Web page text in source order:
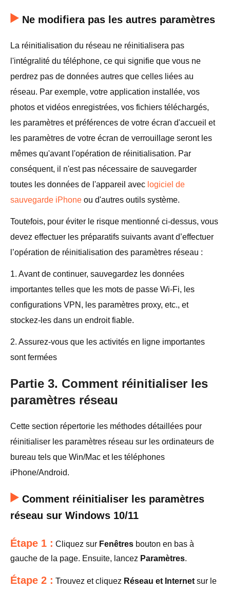
Ne modifiera pas les autres paramètres
La réinitialisation du réseau ne réinitialisera pas
l'intégralité du téléphone, ce qui signifie que vous ne
perdrez pas de données autres que celles liées au
réseau. Par exemple, votre application installée, vos
photos et vidéos enregistrées, vos fichiers téléchargés,
les paramètres et préférences de votre écran d'accueil et
les paramètres de votre écran de verrouillage seront les
mêmes qu'avant l'opération de réinitialisation. Par
conséquent, il n'est pas nécessaire de sauvegarder
toutes les données de l'appareil avec logiciel de
sauvegarde iPhone ou d'autres outils système.
Toutefois, pour éviter le risque mentionné ci-dessus, vous
devez effectuer les préparatifs suivants avant d’effectuer
l’opération de réinitialisation des paramètres réseau :
1. Avant de continuer, sauvegardez les données
importantes telles que les mots de passe Wi-Fi, les
configurations VPN, les paramètres proxy, etc., et
stockez-les dans un endroit fiable.
2. Assurez-vous que les activités en ligne importantes
sont fermées
Partie 3. Comment réinitialiser les
paramètres réseau
Cette section répertorie les méthodes détaillées pour
réinitialiser les paramètres réseau sur les ordinateurs de
bureau tels que Win/Mac et les téléphones
iPhone/Android.
Comment réinitialiser les paramètres
réseau sur Windows 10/11
Étape 1 : Cliquez sur Fenêtres bouton en bas à
gauche de la page. Ensuite, lancez Paramètres.
Étape 2 : Trouvez et cliquez Réseau et Internet sur le